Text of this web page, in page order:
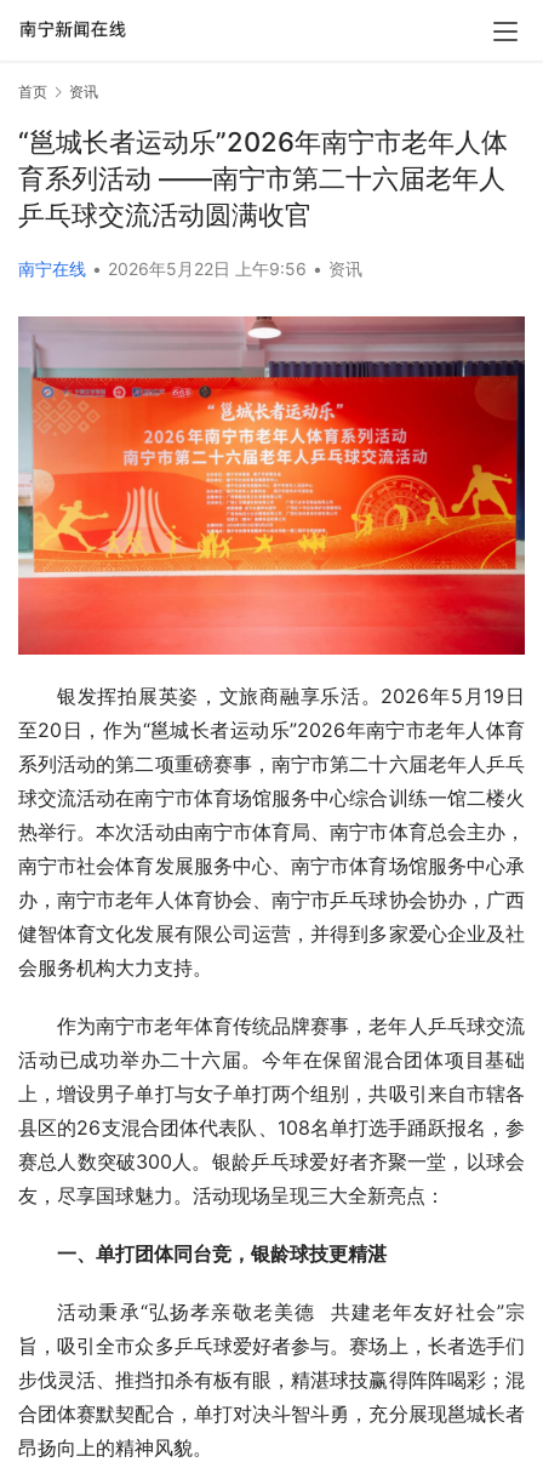
首页 资讯
“邕城长者运动乐”2026年南宁市老年人体
育系列活动 ——南宁市第二十六届老年人
乒乓球交流活动圆满收官
南宁在线 • 2026年5月22日 上午9:56 • 资讯
银发挥拍展英姿，文旅商融享乐活。2026年5月19日
至20日，作为“邕城长者运动乐”2026年南宁市老年人体育
系列活动的第二项重磅赛事，南宁市第二十六届老年人乒乓
球交流活动在南宁市体育场馆服务中心综合训练一馆二楼火
热举行。本次活动由南宁市体育局、南宁市体育总会主办，
南宁市社会体育发展服务中心、南宁市体育场馆服务中心承
办，南宁市老年人体育协会、南宁市乒乓球协会协办，广西
健智体育文化发展有限公司运营，并得到多家爱心企业及社
会服务机构大力支持。
作为南宁市老年体育传统品牌赛事，老年人乒乓球交流
活动已成功举办二十六届。今年在保留混合团体项目基础
上，增设男子单打与女子单打两个组别，共吸引来自市辖各
县区的26支混合团体代表队、108名单打选手踊跃报名，参
赛总人数突破300人。银龄乒乓球爱好者齐聚一堂，以球会
友，尽享国球魅力。活动现场呈现三大全新亮点：
一、单打团体同台竞，银龄球技更精湛
活动秉承“弘扬孝亲敬老美德  共建老年友好社会”宗
旨，吸引全市众多乒乓球爱好者参与。赛场上，长者选手们
步伐灵活、推挡扣杀有板有眼，精湛球技赢得阵阵喝彩；混
合团体赛默契配合，单打对决斗智斗勇，充分展现邕城长者
昂扬向上的精神风貌。